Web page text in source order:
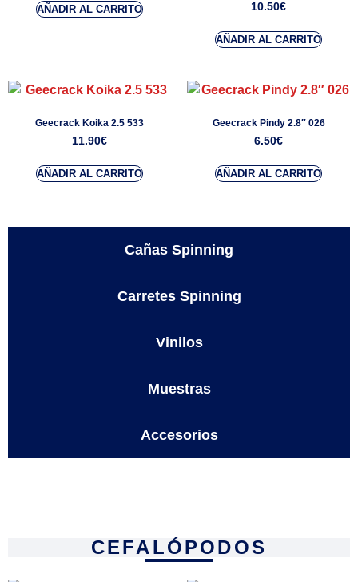
AÑADIR AL CARRITO 10.50€
AÑADIR AL CARRITO
Geecrack Koika 2.5 533
11.90€
AÑADIR AL CARRITO
Geecrack Pindy 2.8″ 026
6.50€
AÑADIR AL CARRITO
Cañas Spinning
Carretes Spinning
Vinilos
Muestras
Accesorios
CEFALÓPODOS